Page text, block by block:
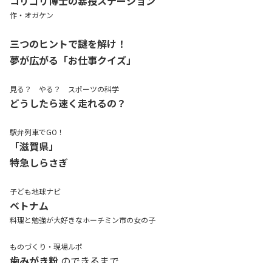
作・オガケン
三つのヒントで謎を解け！
夢が広がる「お仕事クイズ」
見る？ やる？ スポーツの科学
どうしたら速く走れるの？
駅弁列車でGO！
「滋賀県」
特急しらさぎ
子ども地球ナビ
ベトナム
料理と勉強が大好きなホーチミン市の女の子
ものづくり・現場ルポ